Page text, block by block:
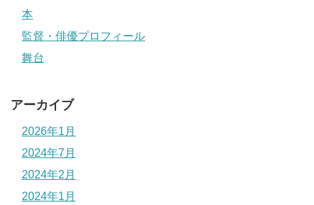
本
監督・俳優プロフィール
舞台
アーカイブ
2026年1月
2024年7月
2024年2月
2024年1月